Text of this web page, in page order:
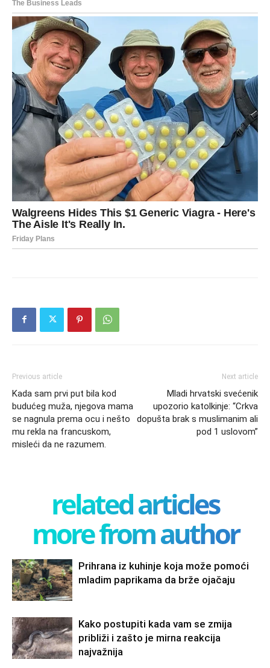
Previous article
Kada sam prvi put bila kod
budućeg muža, njegova mama
se nagnula prema ocu i nešto
mu rekla na francuskom,
misleći da ne razumem.
Next article
Mladi hrvatski svećenik
upozorio katolkinje: “Crkva
dopušta brak s muslimanim ali
pod 1 uslovom”
related articles
more from author
Prihrana iz kuhinje koja može pomoći
mladim paprikama da brže ojačaju
Kako postupiti kada vam se zmija
približi i zašto je mirna reakcija
najvažnija